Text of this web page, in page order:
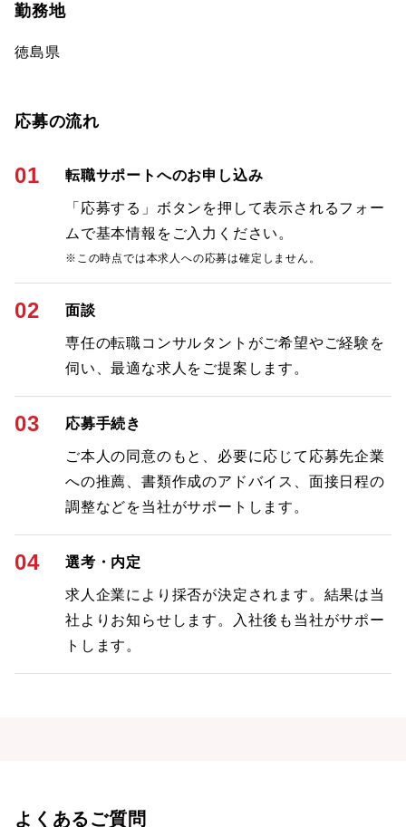
勤務地
徳島県
応募の流れ
01 転職サポートへのお申し込み
「応募する」ボタンを押して表示されるフォー
ムで基本情報をご入力ください。
※この時点では本求人への応募は確定しません。
02 面談
専任の転職コンサルタントがご希望やご経験を
伺い、最適な求人をご提案します。
03 応募手続き
ご本人の同意のもと、必要に応じて応募先企業
への推薦、書類作成のアドバイス、面接日程の
調整などを当社がサポートします。
04 選考・内定
求人企業により採否が決定されます。結果は当
社よりお知らせします。入社後も当社がサポー
トします。
よくあるご質問